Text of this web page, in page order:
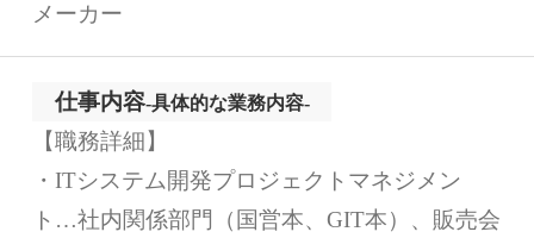
メーカー
仕事内容-具体的な業務内容-
【職務詳細】
・ITシステム開発プロジェクトマネジメン
ト…社内関係部門（国営本、GIT本）、販売会